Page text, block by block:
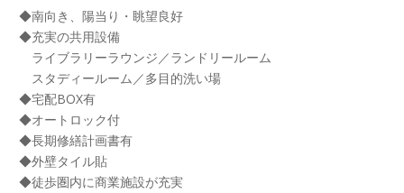
◆南向き、陽当り・眺望良好
◆充実の共用設備
ライブラリーラウンジ／ランドリールーム
スタディールーム／多目的洗い場
◆宅配BOX有
◆オートロック付
◆長期修繕計画書有
◆外壁タイル貼
◆徒歩圏内に商業施設が充実